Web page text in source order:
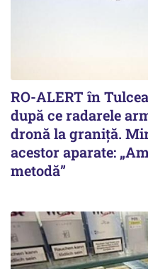
RO-ALERT în
după ce radarele
dronă la graniță.
acestor aparate:
metodă”